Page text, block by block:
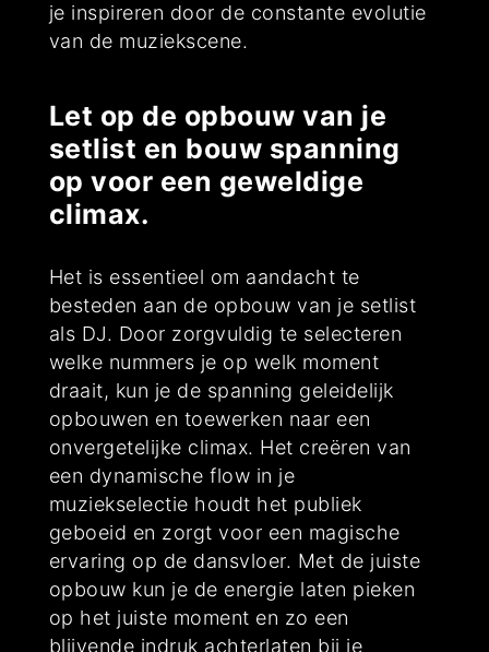
je inspireren door de constante evolutie
van de muziekscene.
Let op de opbouw van je
setlist en bouw spanning
op voor een geweldige
climax.
Het is essentieel om aandacht te
besteden aan de opbouw van je setlist
als DJ. Door zorgvuldig te selecteren
welke nummers je op welk moment
draait, kun je de spanning geleidelijk
opbouwen en toewerken naar een
onvergetelijke climax. Het creëren van
een dynamische flow in je
muziekselectie houdt het publiek
geboeid en zorgt voor een magische
ervaring op de dansvloer. Met de juiste
opbouw kun je de energie laten pieken
op het juiste moment en zo een
blijvende indruk achterlaten bij je